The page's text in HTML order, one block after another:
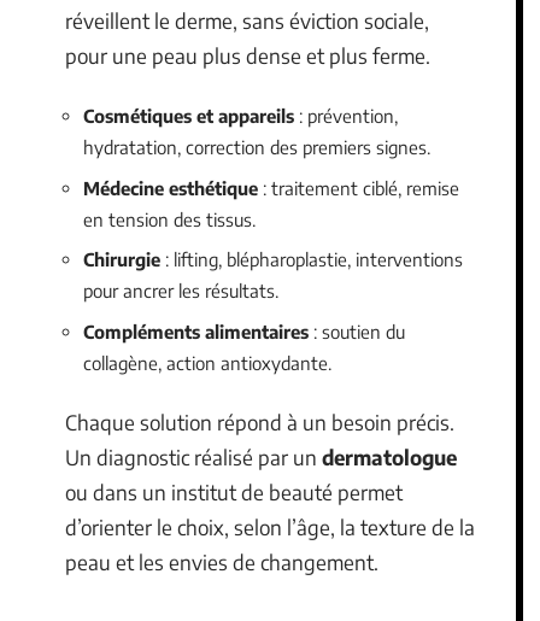
réveillent le derme, sans éviction sociale,
pour une peau plus dense et plus ferme.
Cosmétiques et appareils : prévention,
hydratation, correction des premiers signes.
Médecine esthétique : traitement ciblé, remise
en tension des tissus.
Chirurgie : lifting, blépharoplastie, interventions
pour ancrer les résultats.
Compléments alimentaires : soutien du
collagène, action antioxydante.
Chaque solution répond à un besoin précis.
Un diagnostic réalisé par un dermatologue
ou dans un institut de beauté permet
d’orienter le choix, selon l’âge, la texture de la
peau et les envies de changement.